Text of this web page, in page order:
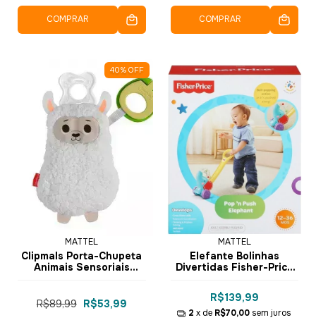
COMPRAR COMPRAR
40% OFF
MATTEL
Clipmals Porta-Chupeta
Animais Sensoriais
R$89,99 R$53,99
MATTEL
Elefante Bolinhas
Divertidas Fisher-Price
R$139,99
2 x de R$70,00 sem juros